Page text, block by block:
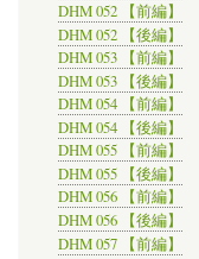
DHM 052 【前編】
DHM 052 【後編】
DHM 053 【前編】
DHM 053 【後編】
DHM 054 【前編】
DHM 054 【後編】
DHM 055 【前編】
DHM 055 【後編】
DHM 056 【前編】
DHM 056 【後編】
DHM 057 【前編】